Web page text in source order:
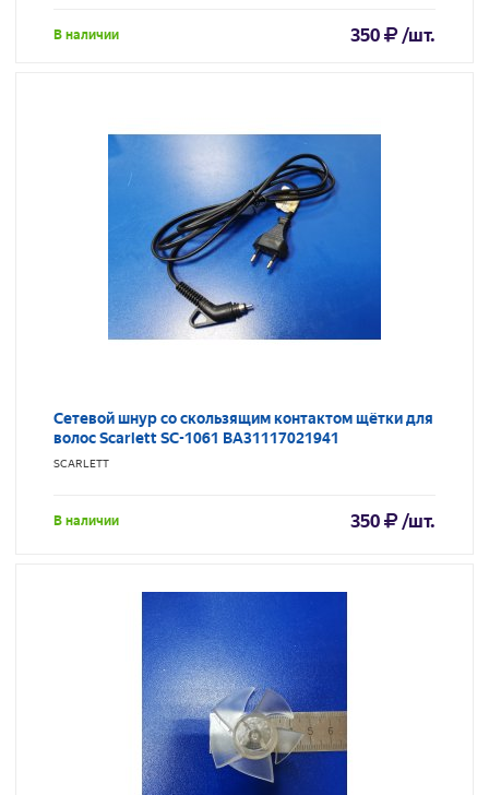
В наличии 350 /шт.
Сетевой шнур со скользящим контактом щётки для
волос Scarlett SC-1061 BA31117021941
SCARLETT
В наличии 350 /шт.